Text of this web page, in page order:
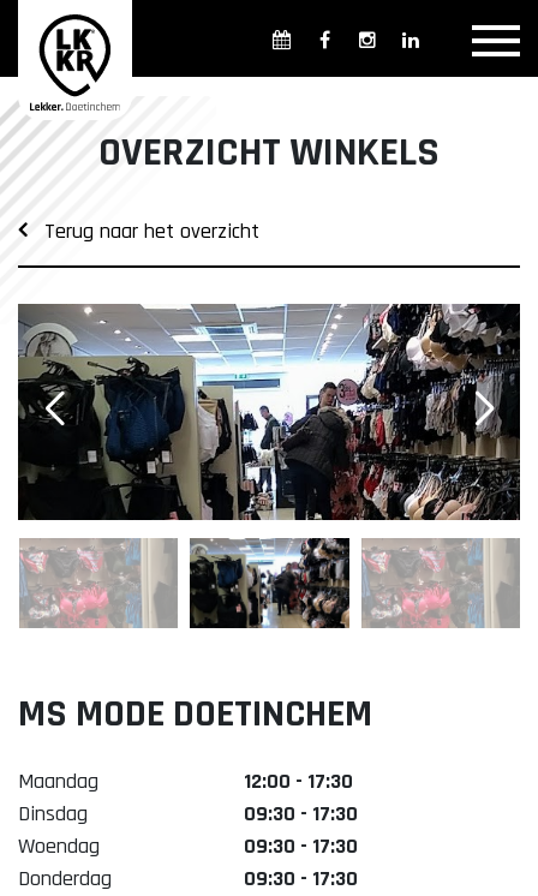
Overzicht winkels
Openingsdagen en -tijden
Weekmarkten
Overzicht Cultuur & Musea
Parkeren in Doetinchem
Openbaar vervoer
Gratis Shuttle
FAQ
Organisatie Binnenstadbedrijf Doetinchem
OVERZICHT WINKELS
Terug naar het overzicht
MS MODE DOETINCHEM
Maandag
12:00 - 17:30
Dinsdag
09:30 - 17:30
Woendag
09:30 - 17:30
Donderdag
09:30 - 17:30